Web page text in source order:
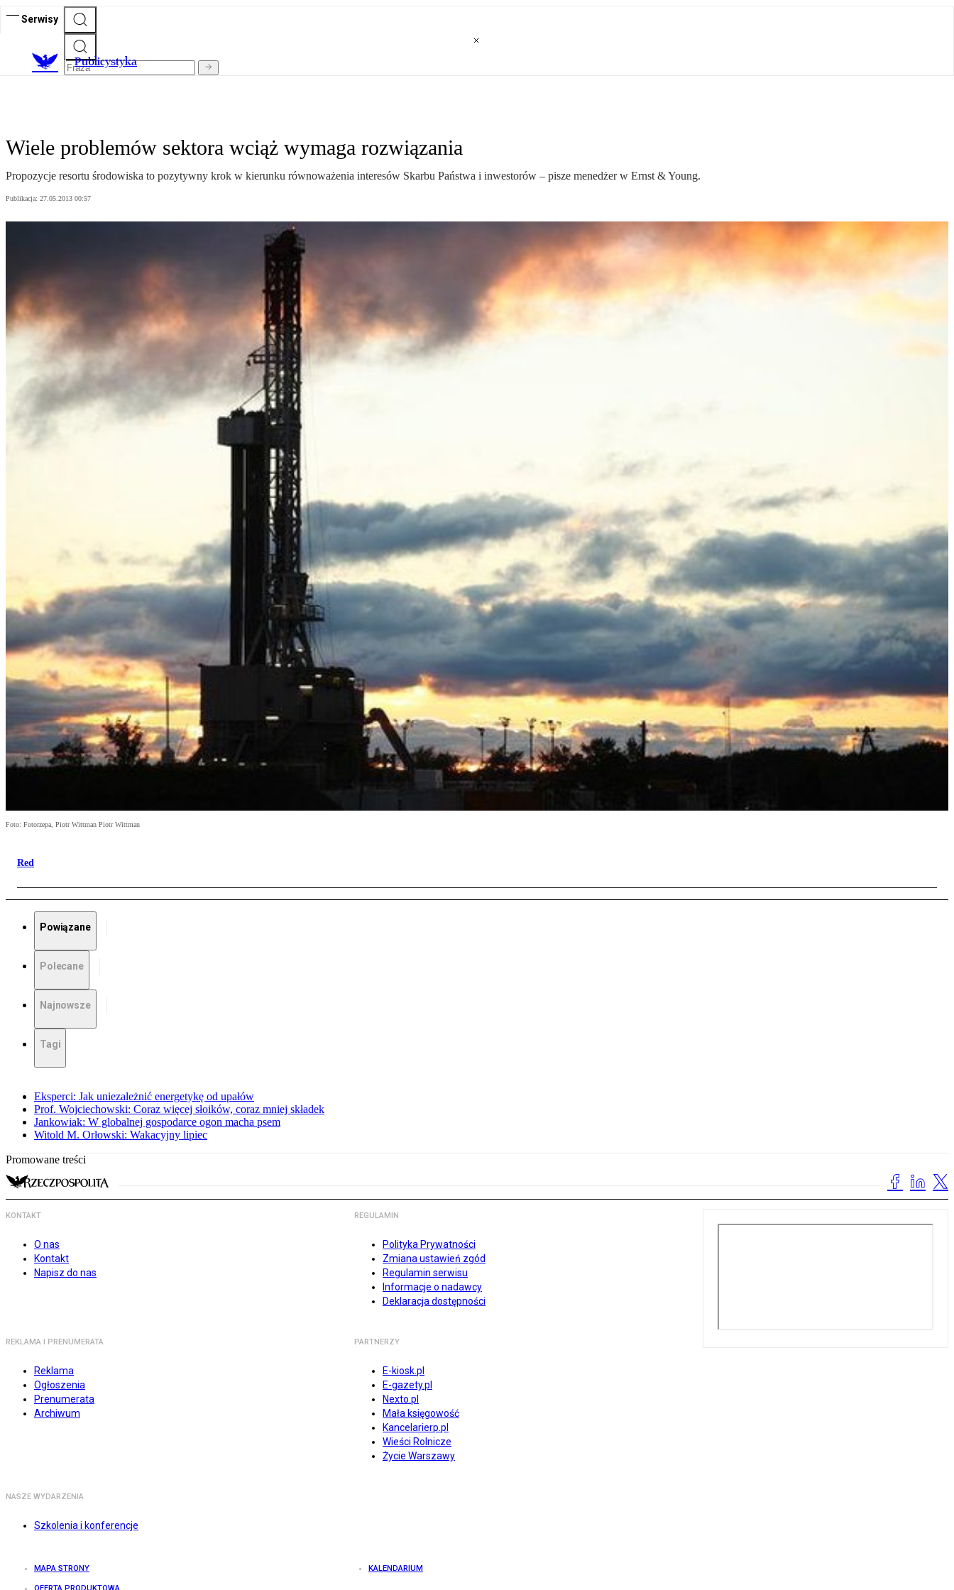
Serwisy
Publicystyka
Wiele problemów sektora wciąż wymaga rozwiązania
Propozycje resortu środowiska to pozytywny krok w kierunku równoważenia interesów Skarbu Państwa i inwestorów – pisze menedżer w Ernst & Young.
Publikacja: 27.05.2013 00:57
Foto: Fotorzepa, Piotr Wittman Piotr Wittman
Red
Powiązane
Polecane
Najnowsze
Tagi
Eksperci: Jak uniezależnić energetykę od upałów
Prof. Wojciechowski: Coraz więcej słoików, coraz mniej składek
Jankowiak: W globalnej gospodarce ogon macha psem
Witold M. Orłowski: Wakacyjny lipiec
Promowane treści
KONTAKT
O nas
Kontakt
Napisz do nas
REGULAMIN
Polityka Prywatności
Zmiana ustawień zgód
Regulamin serwisu
Informacje o nadawcy
Deklaracja dostępności
REKLAMA I PRENUMERATA
Reklama
Ogłoszenia
Prenumerata
Archiwum
PARTNERZY
E-kiosk.pl
E-gazety.pl
Nexto.pl
Mała księgowość
Kancelarierp.pl
Wieści Rolnicze
Życie Warszawy
NASZE WYDARZENIA
Szkolenia i konferencje
MAPA STRONY KALENDARIUM